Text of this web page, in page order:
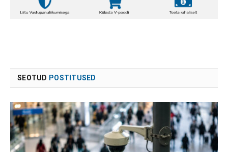
SEOTUD POSTITUSED